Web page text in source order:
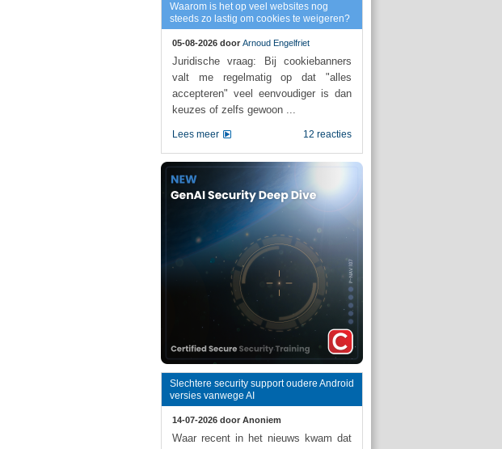
Waarom is het op veel websites nog
steeds zo lastig om cookies te weigeren?
05-08-2026 door Arnoud Engelfriet
Juridische vraag: Bij cookiebanners
valt me regelmatig op dat "alles
accepteren" veel eenvoudiger is dan
keuzes of zelfs gewoon ...
12 reacties
Lees meer
Slechtere security support oudere Android
versies vanwege AI
14-07-2026 door Anoniem
Waar recent in het nieuws kwam dat